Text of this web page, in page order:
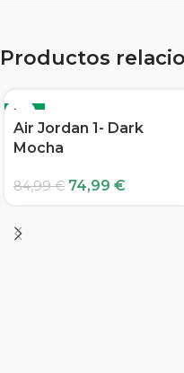
Productos
-12%
Air Jordan 1- Dark
Mocha
84,99€ 74,99 €